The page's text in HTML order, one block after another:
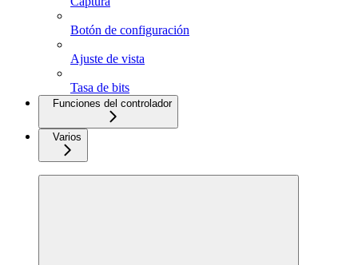
Botón de configuración
Ajuste de vista
Tasa de bits
Funciones del controlador
Varios